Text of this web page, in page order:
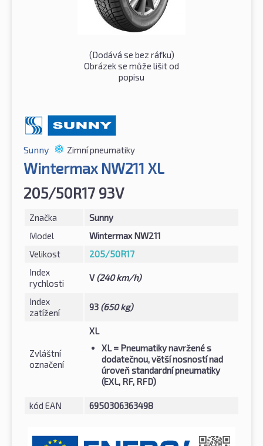
(Dodává se bez ráfku)
Obrázek se může lišit od
popisu
Sunny Zimní pneumatiky
Wintermax NW211 XL
205/50R17 93V
Značka
Sunny
Model
Wintermax NW211
Velikost
205/50R17
Index
rychlosti
V(240 km/h)
Index
zatížení
93 (650 kg)
Zvláštní
označení
XL
XL = Pneumatiky navržené s
dodatečnou, větší nosností nad
úroveň standardní pneumatiky
(EXL, RF, RFD)
kód EAN 6950306363498